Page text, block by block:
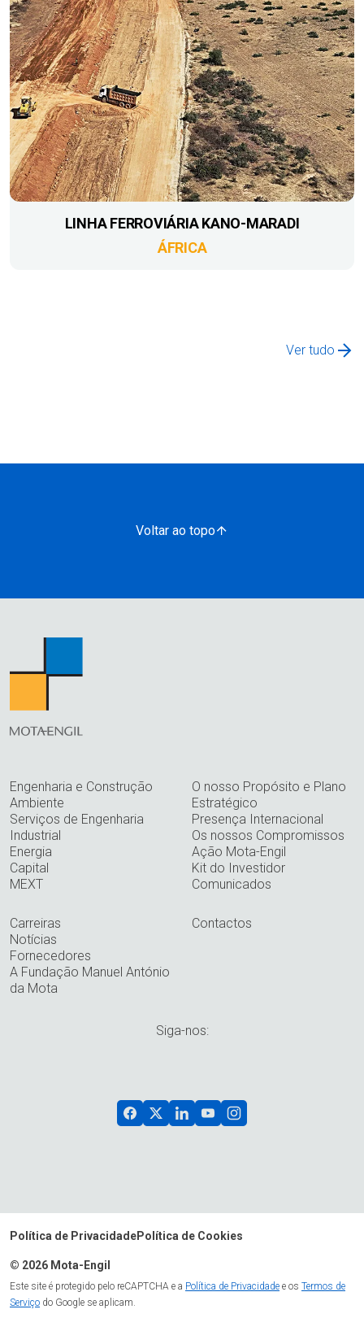
LINHA FERROVIÁRIA KANO-MARADI
ÁFRICA
Ver tudo
Voltar ao topo
Engenharia e Construção
Ambiente
Serviços de Engenharia
Industrial
Energia
Capital
MEXT
O nosso Propósito e Plano
Estratégico
Presença Internacional
Os nossos Compromissos
Ação Mota-Engil
Kit do Investidor
Comunicados
Carreiras
Notícias
Fornecedores
A Fundação Manuel António
da Mota
Contactos
Siga-nos:
Política de PrivacidadePolítica de Cookies
© 2026 Mota-Engil
Este site é protegido pelo reCAPTCHA e a Política de Privacidade e os Termos de
Serviço do Google se aplicam.